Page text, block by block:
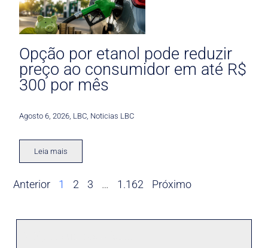
Opção por etanol pode reduzir
preço ao consumidor em até R$
300 por mês
Agosto 6, 2026 LBC Noticias LBC
Leia mais
Anterior 1 2 3 … 1.162 Próximo